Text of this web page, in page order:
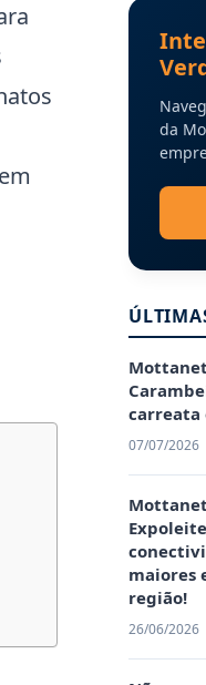
da
carreata
07/07/2026
maiores
região!
26/06/2026